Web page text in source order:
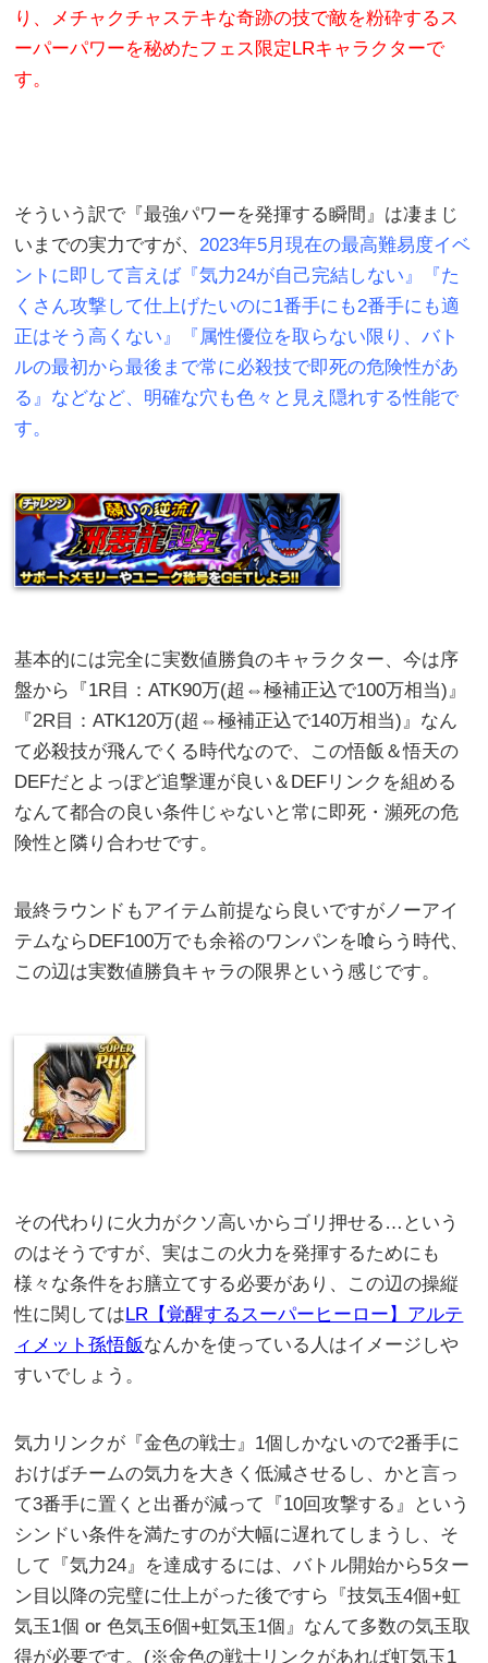
り、メチャクチャステキな奇跡の技で敵を粉砕するス
ーパーパワーを秘めたフェス限定LRキャラクターで
す。
そういう訳で『最強パワーを発揮する瞬間』は凄まじ
いまでの実力ですが、2023年5月現在の最高難易度イベ
ントに即して言えば『気力24が自己完結しない』『た
くさん攻撃して仕上げたいのに1番手にも2番手にも適
正はそう高くない』『属性優位を取らない限り、バト
ルの最初から最後まで常に必殺技で即死の危険性があ
る』などなど、明確な穴も色々と見え隠れする性能で
す。
基本的には完全に実数値勝負のキャラクター、今は序
盤から『1R目：ATK90万(超⇔極補正込で100万相当)』
『2R目：ATK120万(超⇔極補正込で140万相当)』なん
て必殺技が飛んでくる時代なので、この悟飯＆悟天の
DEFだとよっぽど追撃運が良い＆DEFリンクを組める
なんて都合の良い条件じゃないと常に即死・瀕死の危
険性と隣り合わせです。
最終ラウンドもアイテム前提なら良いですがノーアイ
テムならDEF100万でも余裕のワンパンを喰らう時代、
この辺は実数値勝負キャラの限界という感じです。
その代わりに火力がクソ高いからゴリ押せる…という
のはそうですが、実はこの火力を発揮するためにも
様々な条件をお膳立てする必要があり、この辺の操縦
性に関してはLR【覚醒するスーパーヒーロー】アルテ
ィメット孫悟飯なんかを使っている人はイメージしや
すいでしょう。
気力リンクが『金色の戦士』1個しかないので2番手に
おけばチームの気力を大きく低減させるし、かと言っ
て3番手に置くと出番が減って『10回攻撃する』という
シンドい条件を満たすのが大幅に遅れてしまうし、そ
して『気力24』を達成するには、バトル開始から5ター
ン目以降の完璧に仕上がった後ですら『技気玉4個+虹
気玉1個 or 色気玉6個+虹気玉1個』なんて多数の気玉取
得が必要です。(※金色の戦士リンクがあれば虹気玉1